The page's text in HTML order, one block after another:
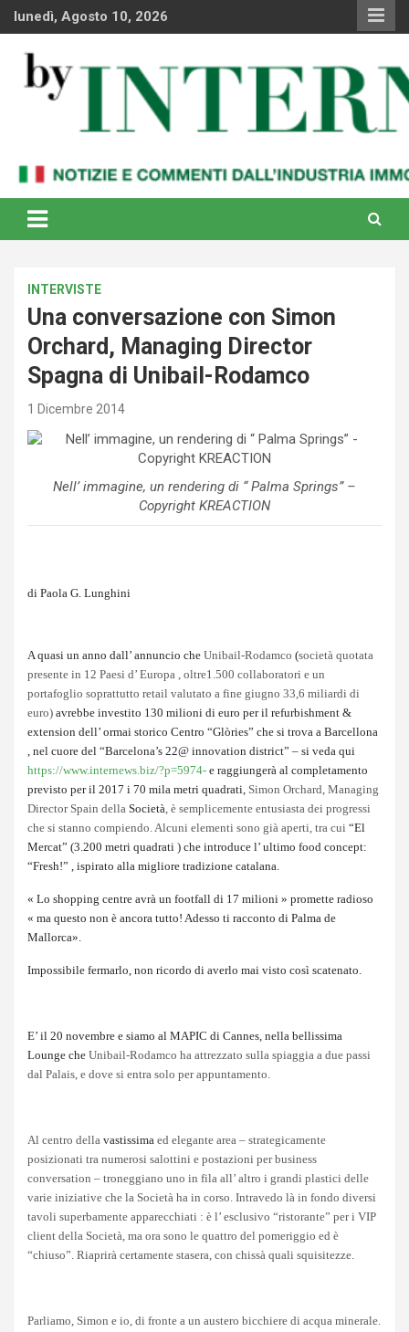
Skiplunedì, Agosto 10, 2026
By Internews
internazionale
INTERVISTE
Una conversazione con Simon
Orchard, Managing Director
Spagna di Unibail-Rodamco
1 Dicembre 2014
Nell’ immagine, un rendering di “ Palma Springs” –
Copyright KREACTION
di Paola G. Lunghini
A quasi un anno dall’ annuncio che Unibail-Rodamco (società quotata
presente in 12 Paesi d’ Europa , oltre1.500 collaboratori e un
portafoglio soprattutto retail valutato a fine giugno 33,6 miliardi di
euro) avrebbe investito 130 milioni di euro per il refurbishment &
extension dell’ ormai storico Centro “Glòries” che si trova a Barcellona
, nel cuore del “Barcelona’s 22@ innovation district” – si veda qui
https://www.internews.biz/?p=5974- e raggiungerà al completamento
previsto per il 2017 i 70 mila metri quadrati, Simon Orchard, Managing
Director Spain della Società, è semplicemente entusiasta dei progressi
che si stanno compiendo. Alcuni elementi sono già aperti, tra cui “El
Mercat” (3.200 metri quadrati ) che introduce l’ ultimo food concept:
“Fresh!” , ispirato alla migliore tradizione catalana.
« Lo shopping centre avrà un footfall di 17 milioni » promette radioso
« ma questo non è ancora tutto! Adesso ti racconto di Palma de
Mallorca».
Impossibile fermarlo, non ricordo di averlo mai visto così scatenato.
E’ il 20 novembre e siamo al MAPIC di Cannes, nella bellissima
Lounge che Unibail-Rodamco ha attrezzato sulla spiaggia a due passi
dal Palais, e dove si entra solo per appuntamento.
Al centro della vastissima ed elegante area – strategicamente
posizionati tra numerosi salottini e postazioni per business
conversation – troneggiano uno in fila all’ altro i grandi plastici delle
varie iniziative che la Società ha in corso. Intravedo là in fondo diversi
tavoli superbamente apparecchiati : è l’ esclusivo “ristorante” per i VIP
client della Società, ma ora sono le quattro del pomeriggio ed è
“chiuso”. Riaprirà certamente stasera, con chissà quali squisitezze.
Parliamo, Simon e io, di fronte a un austero bicchiere di acqua minerale.